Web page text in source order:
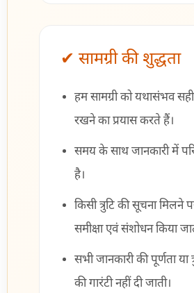
✔ सामग्री की शुद्धता
हम सामग्री को यथासंभव
रखने का प्रयास करते हैं।
समय के साथ जानकारी में
है।
किसी त्रुटि की सूचना
समीक्षा एवं संशोधन किया
सभी जानकारी की पूर्णता या
की गारंटी नहीं दी जाती।